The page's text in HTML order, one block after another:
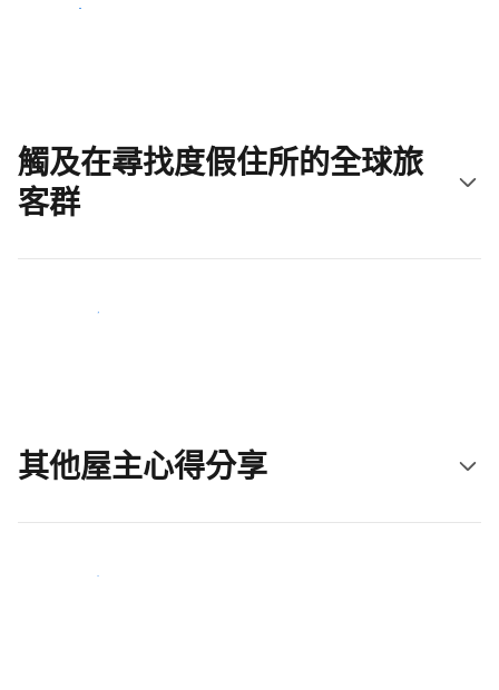
立即開始吧
觸及在尋找度假住所的全球旅
客群
立即接觸新住客
其他屋主心得分享
加入同業的行列